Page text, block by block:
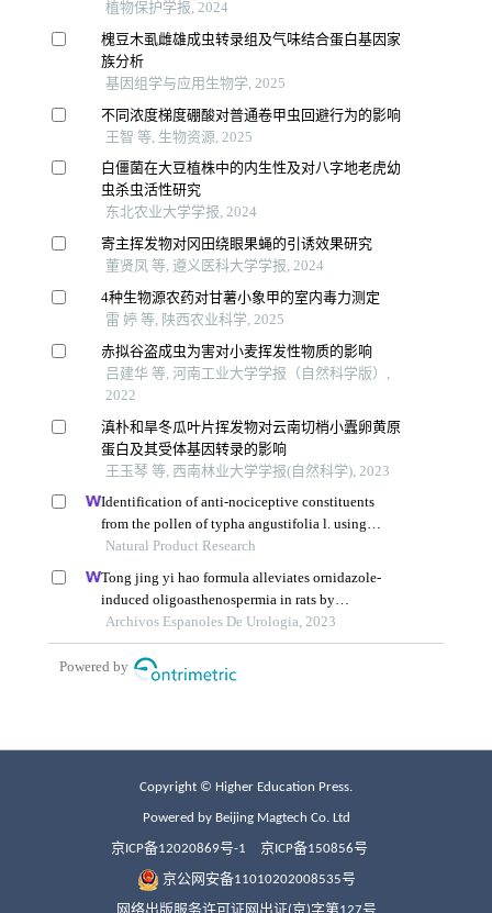
Copyright © Higher Education Press.
Powered by Beijing Magtech Co. Ltd
京ICP备12020869号-1 京ICP备150856号
京公网安备11010202008535号